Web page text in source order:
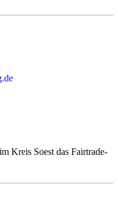
Kreis Soest das Fairtrade-